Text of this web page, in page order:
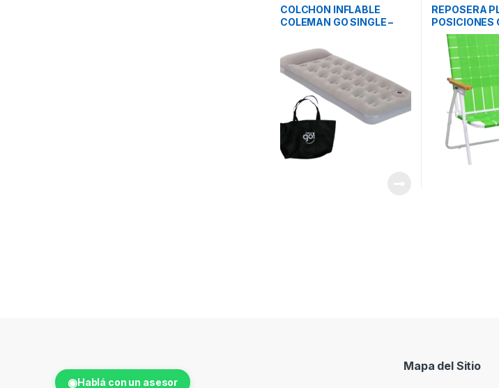
COLCHON INFLABLE
COLEMAN GO SINGLE –
REPOSERA
POSICIONES
PINTADO
DESCANSAR
◉Hablá con un asesor
Mapa del Sitio